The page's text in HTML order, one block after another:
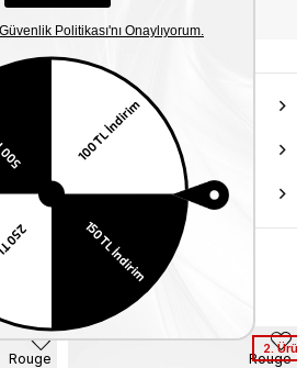
WhatsApp’tan Bilgi Al
Similar Items
Rouge Rouge
2.